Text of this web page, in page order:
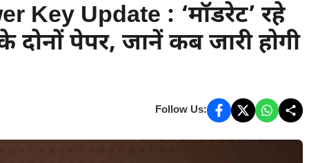
Key Update : ‘मॉडरेट’ रहे
के दोनों पेपर, जानें कब जारी होगी
Follow Us: